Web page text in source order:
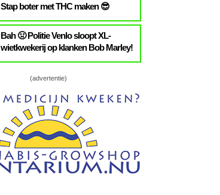
Stap boter met THC maken 😎
Bah 🤢 Politie Venlo sloopt XL-
wietkwekerij op klanken Bob Marley!
(advertentie)